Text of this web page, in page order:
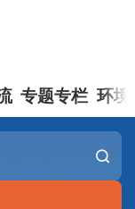
专题专栏 环境